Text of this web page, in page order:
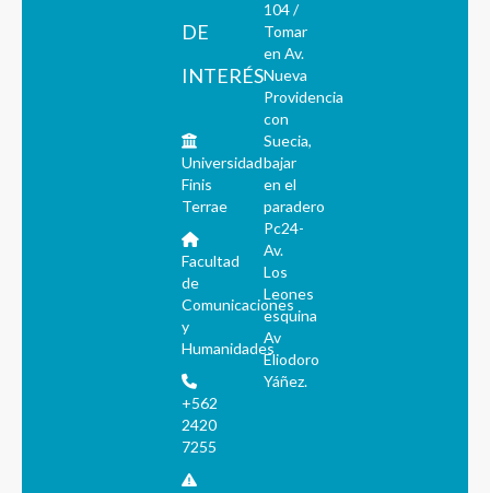
DE
INTERÉS
Universidad
Finis
Terrae
Facultad
de
Comunicaciones
y
Humanidades
+562
2420
7255
104 /
Tomar
en Av.
Nueva
Providencia
con
Suecia,
bajar
en el
paradero
Pc24-
Av.
Los
Leones
esquina
Av
Eliodoro
Yáñez.